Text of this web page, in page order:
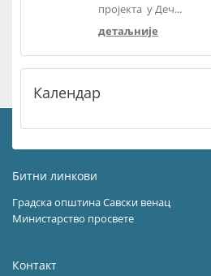
пројекта у Деч...
детаљније
Календар
Битни линкови
Градска општина Савски венац
Министарство просвете
Контакт